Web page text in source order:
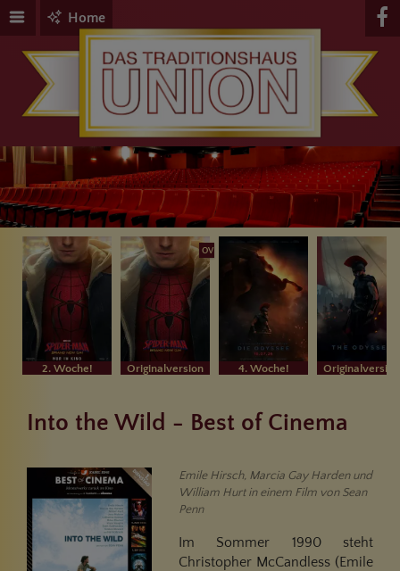
Home
2. Woche!
OV
Originalversion 4. Woche! Originalversion
Into the Wild - Best of Cinema
Emile Hirsch, Marcia Gay Harden und
William Hurt in einem Film von Sean
Penn
Im Sommer 1990 steht
Christopher McCandless (Emile